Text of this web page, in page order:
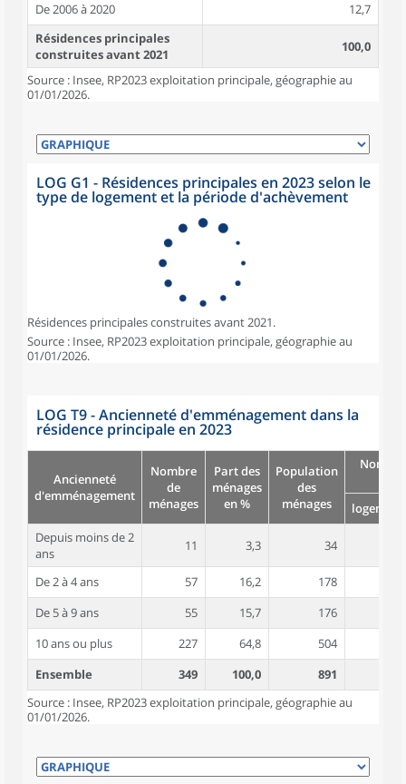
De 2006 à 2020
12,7
Résidences principales
construites avant 2021
100,0
Source : Insee, RP2023 exploitation principale, géographie au
01/01/2026.
LOG G1 - Résidences principales en 2023 selon le
type de logement et la période d'achèvement
Résidences principales construites avant 2021.
Source : Insee, RP2023 exploitation principale, géographie au
01/01/2026.
LOG T9 - Ancienneté d'emménagement dans la
résidence principale en 2023
Ancienneté
d'emménagement
Nombre
de
ménages
Part des
ménages
en %
Population
des
ménages
logement
Depuis moins de 2
ans
11 3,3 34
De 2 à 4 ans 57 16,2 178
De 5 à 9 ans
55 15,7 176
10 ans ou plus
227 64,8 504
Ensemble
349 100,0 891
Source : Insee, RP2023 exploitation principale, géographie au
01/01/2026.